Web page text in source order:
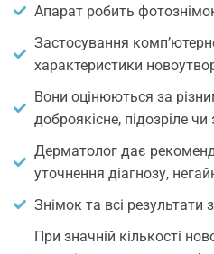
Апарат робить
Застосування
характеристики
Вони оцінюються за
доброякісне, підозріле чи
Дерматолог дає
уточнення діагнозу,
Знімок та всі результати
При значній кількості